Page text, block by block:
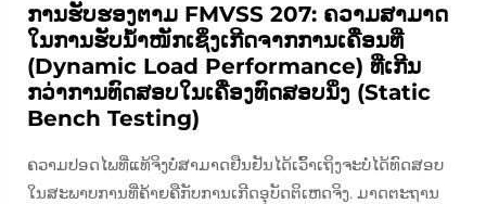
ການຮັບຮອງຕາມ FMVSS 207: ຄວາມສາມາດ
ໃນການຮັບນ້ຳໜັກເຊິ່ງເກີດຈາກການເຄື່ອນທີ່
(Dynamic Load Performance) ທີ່ເກີນ
ກວ່າການທົດສອບໃນເຄື່ອງທົດສອບນິ່ງ (Static
Bench Testing)
ຄວາມປອດໄພທີ່ແທ້ຈິງບໍ່ສາມາດຢືນຢັນໄດ້ເວົ້າເຖິງຈະບໍ່ໄດ້ທົດສອບ
ໃນສະພາບການທີ່ຄ້າຍຄືກັບການເກີດອຸບັດຕິເຫດຈິງ. ມາດຕະຖານ